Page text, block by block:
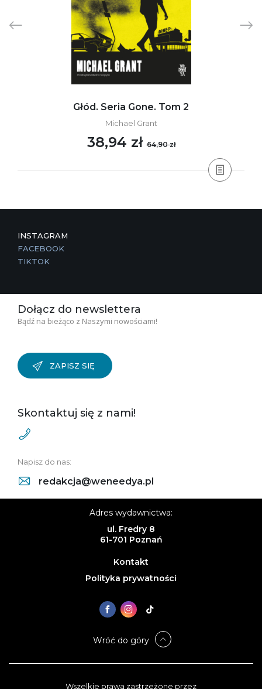
Głód. Seria Gone. Tom 2
Michael Grant
38,94 zł64,90 zł
INSTAGRAM
FACEBOOK
TIKTOK
Dołącz do newslettera
Bądź na bieżąco z Naszymi nowościami!
ZAPISZ SIĘ
Skontaktuj się z nami!
Napisz do nas:
redakcja@weneedya.pl
Adres wydawnictwa:
ul. Fredry 8
61-701 Poznań
Kontakt
Polityka prywatności
Wróć do góry
Wszelkie prawa zastrzeżone przez